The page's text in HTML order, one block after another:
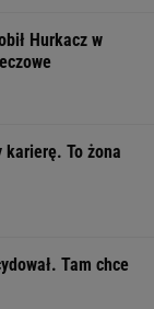
Hurkacz w
To żona
Tam chce